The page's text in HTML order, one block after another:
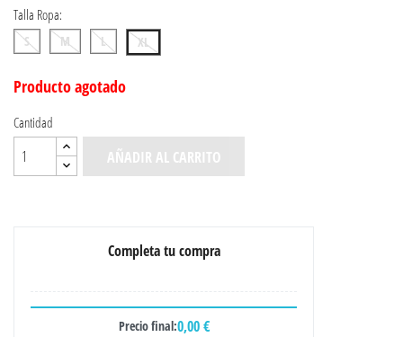
Talla Ropa:
S M L XL
Producto agotado
Cantidad
AÑADIR AL CARRITO
Completa tu compra
Precio final:0,00 €